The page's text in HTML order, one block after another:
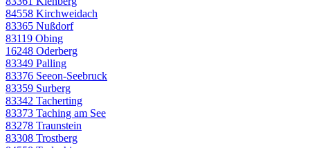
84558 Kirchweidach
83365 Nußdorf
83119 Obing
16248 Oderberg
83349 Palling
83376 Seeon-Seebruck
83359 Surberg
83342 Tacherting
83373 Taching am See
83278 Traunstein
83308 Trostberg